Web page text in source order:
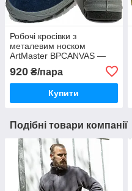
Робочі кросівки з
металевим носком
ArtMaster BPCANVAS —
спецвзуття
920 ₴/пара
Купити
Подібні товари компанії